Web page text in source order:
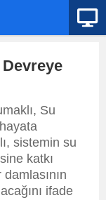
Su
sistemin su
katkı
ifade